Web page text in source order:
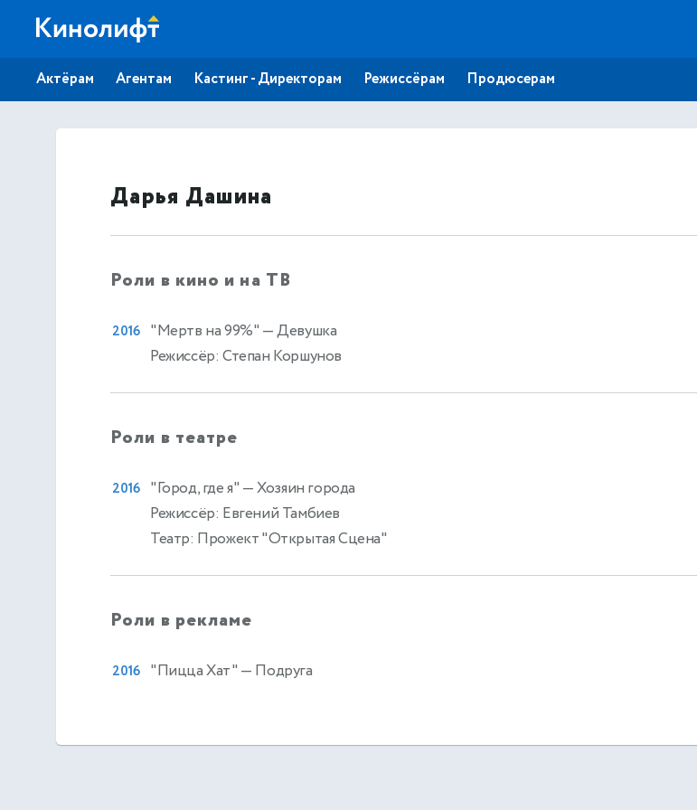
Актёрам Агентам Кастинг - Директорам Режиссёрам Продюсерам
Дарья Дашина
Роли в кино и на ТВ
2016 "Мертв на 99%" — Девушка
Режиссёр: Степан Коршунов
Роли в театре
2016 "Город, где я" — Хозяин города
Режиссёр: Евгений Тамбиев
Театр: Прожект "Открытая Сцена"
Роли в рекламе
2016 "Пицца Хат" — Подруга